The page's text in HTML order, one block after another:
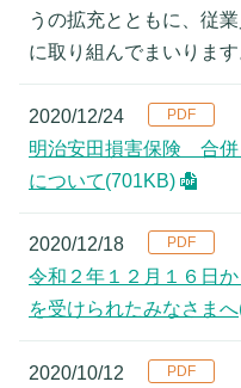
うの拡充とともに、従
に取り組んでまいります
2020/12/24
明治安田損害保険 合併
について(701KB)
2020/12/18
令和２年１２月１６日
を受けられたみなさまへ
2020/10/12